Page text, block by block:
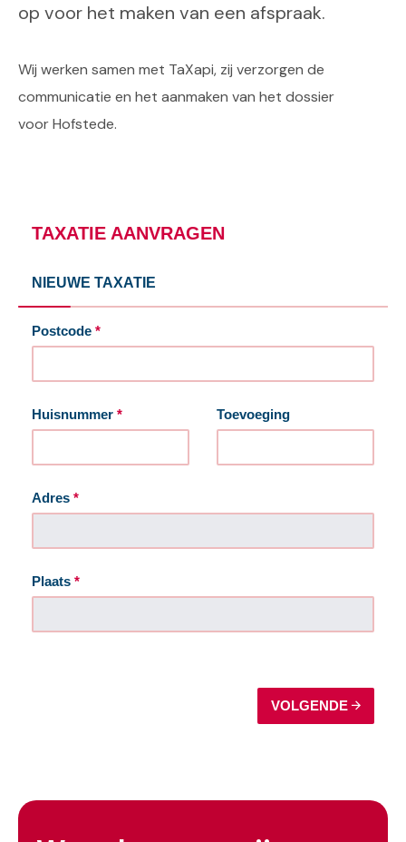
op voor het maken van een afspraak.
Wij werken samen met TaXapi, zij verzorgen de
communicatie en het aanmaken van het dossier
voor Hofstede.